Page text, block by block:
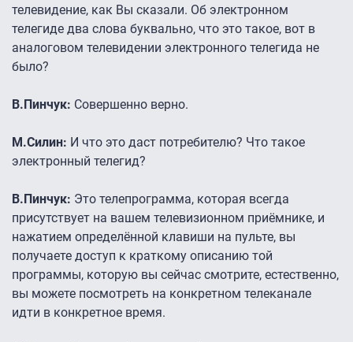
телевидение, как Вы сказали. Об электронном
телегиде два слова буквально, что это такое, вот в
аналоговом телевидении электронного телегида не
было?
В.Пинчук: Совершенно верно.
М.Силин: И что это даст потребителю? Что такое
электронный телегид?
В.Пинчук: Это телепрограмма, которая всегда
присутствует на вашем телевизионном приёмнике, и
нажатием определённой клавиши на пульте, вы
получаете доступ к краткому описанию той
программы, которую вы сейчас смотрите, естественно,
вы можете посмотреть на конкретном телеканале
идти в конкретное время.